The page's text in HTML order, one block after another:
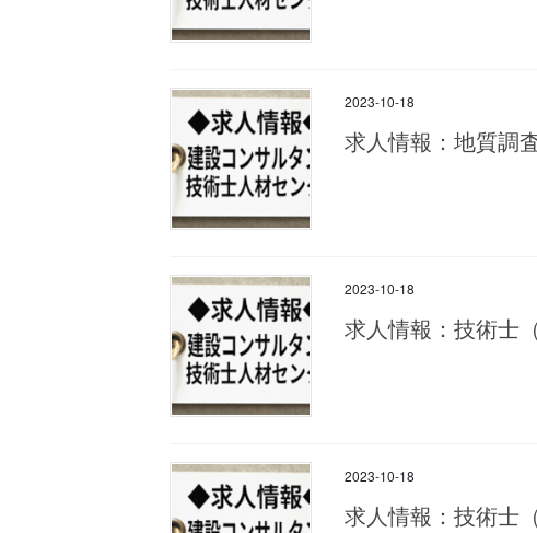
2023-10-18
求人情報：地質調
2023-10-18
求人情報：技術士
2023-10-18
求人情報：技術士